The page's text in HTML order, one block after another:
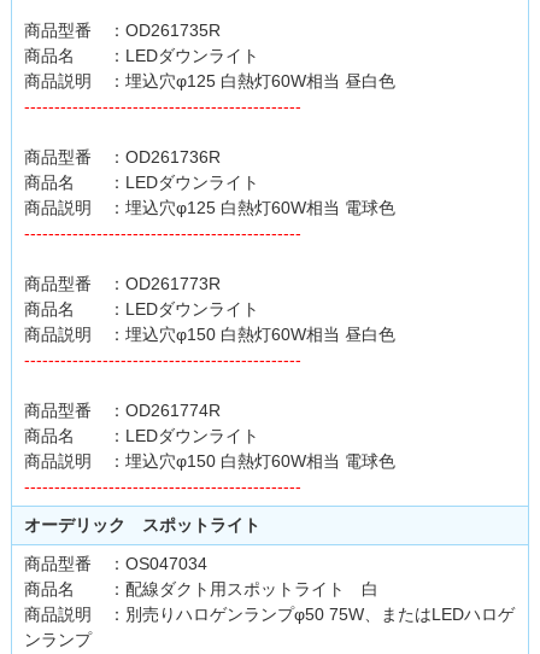
商品型番 ：OD261735R
商品名 ：LEDダウンライト
商品説明 ：埋込穴φ125 白熱灯60W相当 昼白色
----------------------------------------------
商品型番 ：OD261736R
商品名 ：LEDダウンライト
商品説明 ：埋込穴φ125 白熱灯60W相当 電球色
----------------------------------------------
商品型番 ：OD261773R
商品名 ：LEDダウンライト
商品説明 ：埋込穴φ150 白熱灯60W相当 昼白色
----------------------------------------------
商品型番 ：OD261774R
商品名 ：LEDダウンライト
商品説明 ：埋込穴φ150 白熱灯60W相当 電球色
----------------------------------------------
オーデリック スポットライト
商品型番 ：OS047034
商品名 ：配線ダクト用スポットライト 白
商品説明 ：別売りハロゲンランプφ50 75W、またはLEDハロゲ
ンランプ